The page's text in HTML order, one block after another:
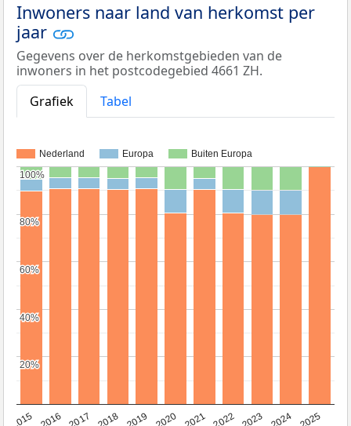
Inwoners naar land van herkomst per
jaar
Gegevens over de herkomstgebieden van de
inwoners in het postcodegebied 4661 ZH.
Grafiek
Tabel
Nederland Europa Buiten Europa
2015 2016 2017 2018 2019 2020 2021 2022 2023 2024 2025
20%
20%
40%
40%
60%
60%
80%
80%
100%
100%